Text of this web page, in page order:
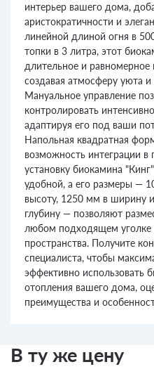
интерьер вашего дома,
аристократичности и
линейной длиной огня в
топки в 3 литра, этот
длительное и равномерное
создавая атмосферу уюта
Мануальное управление
контролировать
адаптируя его под ваши
Напольная квадратная
возможность интеграции в
установку биокамина
удобной, а его размеры —
высоту, 1250 мм в ширину
глубину — позволяют
любом подходящем уголке
пространства. Получите
специалиста, чтобы
эффективно использовать
отопления вашего дома,
преимущества и
В ту же цену